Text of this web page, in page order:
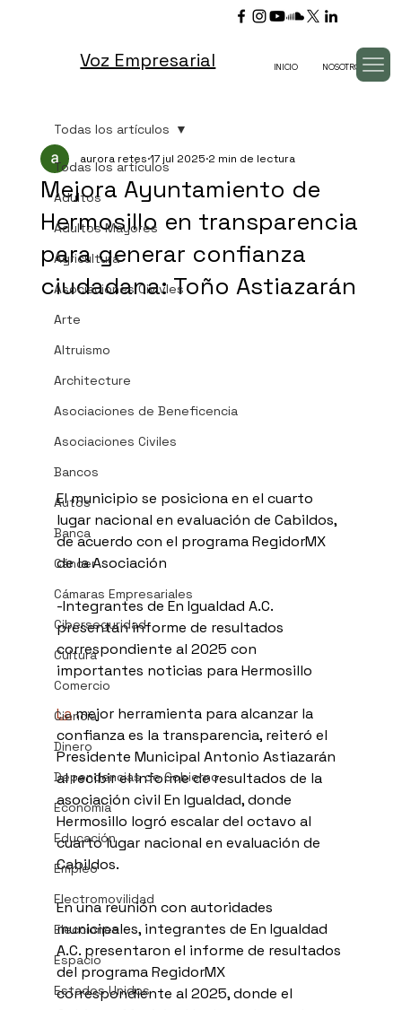
Voz Empresarial INICIO NOSOTROS
Todas los artículos
Adultos
Adultos Mayores
Agricultura
Asociaciones Civivles
Arte
Altruismo
Architecture
Asociaciones de Beneficencia
Asociaciones Civiles
Bancos
Autos
Banca
Cáncer
Cámaras Empresariales
Ciberseguridad
Cultura
Comercio
Ciencia
Dinero
Dependencias de Gobierno
Economía
Educación
Empleo
Electromovilidad
Elecciones
Espacio
Estados Unidos
Todas los artículos
Mejora Ayuntamiento de
Hermosillo en transparencia
para generar confianza
ciudadana: Toño Astiazarán
aurora retes 17 jul 2025 2 min de lectura
El municipio se posiciona en el cuarto
lugar nacional en evaluación de Cabildos,
de acuerdo con el programa RegidorMX
de la Asociación
-Integrantes de En Igualdad A.C.
presentan informe de resultados
correspondiente al 2025 con
importantes noticias para Hermosillo
La mejor herramienta para alcanzar la
confianza es la transparencia, reiteró el
Presidente Municipal Antonio Astiazarán
al recibir el informe de resultados de la
asociación civil En Igualdad, donde
Hermosillo logró escalar del octavo al
cuarto lugar nacional en evaluación de
Cabildos.
En una reunión con autoridades
municipales, integrantes de En Igualdad
A.C. presentaron el informe de resultados
del programa RegidorMX
correspondiente al 2025, donde el